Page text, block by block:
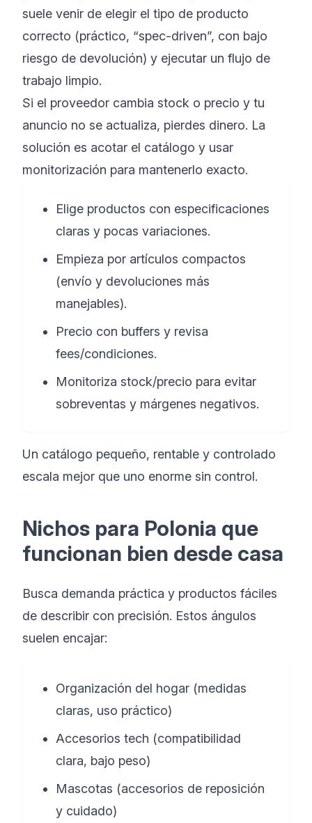
suele venir de elegir el tipo de producto
correcto (práctico, “spec-driven”, con bajo
riesgo de devolución) y ejecutar un flujo de
trabajo limpio.
Si el proveedor cambia stock o precio y tu
anuncio no se actualiza, pierdes dinero. La
solución es acotar el catálogo y usar
monitorización para mantenerlo exacto.
Elige productos con especificaciones
claras y pocas variaciones.
Empieza por artículos compactos
(envío y devoluciones más
manejables).
Precio con buffers y revisa
fees/condiciones.
Monitoriza stock/precio para evitar
sobreventas y márgenes negativos.
Un catálogo pequeño, rentable y controlado
escala mejor que uno enorme sin control.
Nichos para Polonia que
funcionan bien desde casa
Busca demanda práctica y productos fáciles
de describir con precisión. Estos ángulos
suelen encajar:
Organización del hogar (medidas
claras, uso práctico)
Accesorios tech (compatibilidad
clara, bajo peso)
Mascotas (accesorios de reposición
y cuidado)